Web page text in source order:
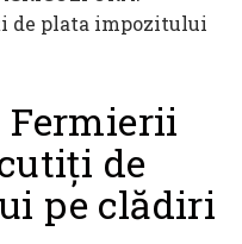
Fermierii
de
pe clădiri